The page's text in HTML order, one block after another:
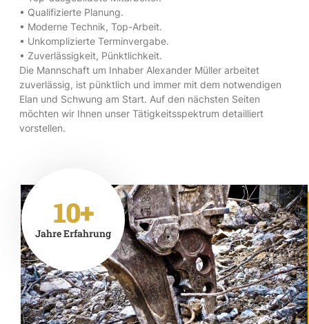
• Qualifizierte Planung.
• Moderne Technik, Top-Arbeit.
• Unkomplizierte Terminvergabe.
• Zuverlässigkeit, Pünktlichkeit.
Die Mannschaft um Inhaber Alexander Müller arbeitet
zuverlässig, ist pünktlich und immer mit dem notwendigen
Elan und Schwung am Start. Auf den nächsten Seiten
möchten wir Ihnen unser Tätigkeitsspektrum detailliert
vorstellen.
10+
Jahre Erfahrung